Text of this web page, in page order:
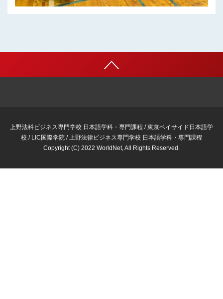
上野法科ビジネス専門学校 日本語学科・専門課程 / 東京ベイサイド日本語学
校 / LIC国際学院 / 上野法律ビジネス専門学校 日本語学科・専門課程
Copyright (C) 2022 WorldNet, All Rights Reserved.